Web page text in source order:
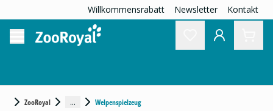
Willkommensrabatt Newsletter Kontakt
ZooRoyal ... Welpenspielzeug